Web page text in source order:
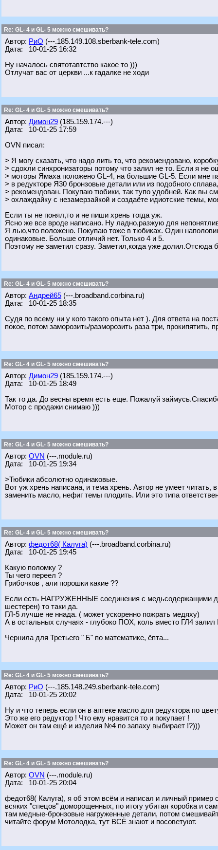
Re: GL- 4 и GL- 5 можно смешивать?
Автор: РиО (---.185.149.108.sberbank-tele.com)
Дата: 10-01-25 16:32
Ну началось святотавтство какое то )))
Отлучат вас от церкви ...к гадалке не ходи
Re: GL- 4 и GL- 5 можно смешивать?
Автор: Димон29 (185.159.174.---)
Дата: 10-01-25 17:59
OVN писал:
> Я могу сказать, что надо лить то, что рекомендовано,
> сдохли синхронизаторы потому что залил не то. Если я не
> моторы Ямаха положено GL-4, на большие GL-5. Если мне
> в редукторе Я30 бронзовые детали или из подобного
> рекомендован. Покупаю тюбики, так тупо удобней. Как вы
> охлаждайку с незамерзайкой и создаёте идиотские темы,
Если ты не понял,то и не пиши хрень тогда уж.
Ясно же все вроде написано. Ну ладно,разжую для
Я лью,что положено. Покупаю тоже в тюбиках. Один
одинаковые. Больше отличий нет. Только 4 и 5.
Поэтому не заметил сразу. Заметил,когда уже
Re: GL- 4 и GL- 5 можно смешивать?
Автор: Андрей65 (---.broadband.corbina.ru)
Дата: 10-01-25 18:35
Судя по всему ни у кого такого опыта нет ). Для ответа на
покое, потом заморозить/разморозить раза три,
Re: GL- 4 и GL- 5 можно смешивать?
Автор: Димон29 (185.159.174.---)
Дата: 10-01-25 18:49
Так то да. До весны время есть еще. Пожалуй
Мотор с продажи снимаю )))
Re: GL- 4 и GL- 5 можно смешивать?
Автор: OVN (---.module.ru)
Дата: 10-01-25 19:34
>Тюбики абсолютно одинаковые.
Вот уж хрень написана, и тема хрень. Автор не умеет читать,
заменить масло, нефиг темы плодить. Или это типа
Re: GL- 4 и GL- 5 можно смешивать?
Автор: федот68( Калуга) (---.broadband.corbina.ru)
Дата: 10-01-25 19:45
Какую поломку ?
Ты чего переел ?
Грибочков , али порошки какие ??
Если есть НАГРУЖЕННЫЕ соединения с медьсодержащими
шестерен) то таки да.
ГЛ-5 лучше не ннада. ( может ускоренно пожрать медяху)
А в остальных случаях - глубоко ПОХ, коль вместо ГЛ4 залил
Чернила для Третьего " Б" по математике, ёпта...
Re: GL- 4 и GL- 5 можно смешивать?
Автор: РиО (---.185.148.249.sberbank-tele.com)
Дата: 10-01-25 20:02
Ну и что теперь если он в аптеке масло для редуктора по
Это же его редуктор ! Что ему нравится то и покупает !
Может он там ещё и изделия №4 по запаху выбирает !?)))
Re: GL- 4 и GL- 5 можно смешивать?
Автор: OVN (---.module.ru)
Дата: 10-01-25 20:04
федот68( Калуга), я об этом всём и написал и личный
всяких "спецов" доморощенных, по итогу убитая коробка и
там медные-бронзовые нагруженные детали, потом
читайте форум Мотолодка, тут ВСЁ знают и посоветуют.